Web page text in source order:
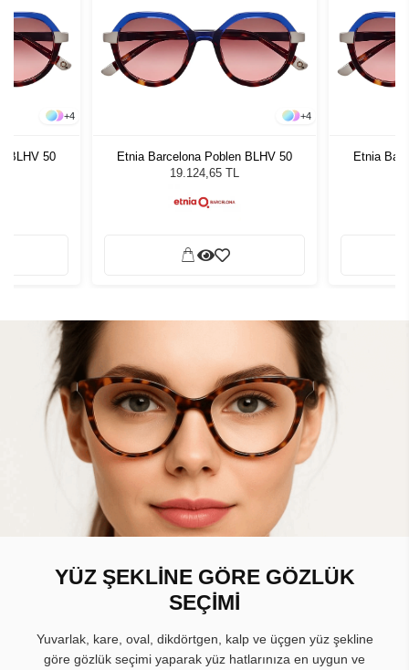
+4
BLHV 50
+4
Etnia Barcelona Poblen BLHV 50
19.124,65 TL
Etnia
YÜZ ŞEKLİNE GÖRE GÖZLÜK
SEÇİMİ
Yuvarlak, kare, oval, dikdörtgen, kalp ve üçgen yüz şekline
göre gözlük seçimi yaparak yüz hatlarınıza en uygun ve